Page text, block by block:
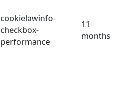
cookielawinfo-
checkbox-
performance
11
months